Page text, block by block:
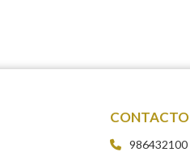
CONTACTO
986432100